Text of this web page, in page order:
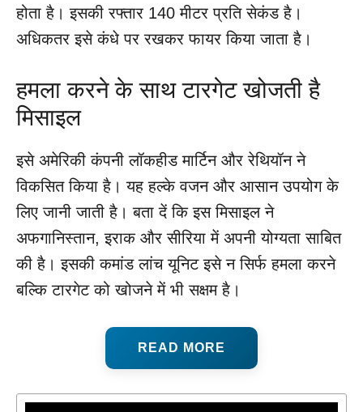
होता है। इसकी रफ्तार 140 मीटर प्रति सेकंड है।
अधिकतर इसे कंधे पर रखकर फायर किया जाता है।
हमला करने के साथ टारगेट खोजती है
मिसाइल
इसे अमेरिकी कंपनी लॉकहीड मार्टिन और रेथियॉन ने
विकसित किया है। यह हल्के वजन और आसान उपयोग के
लिए जानी जाती है। बता दें कि इस मिसाइल ने
अफगानिस्तान, इराक और सीरिया में अपनी योग्यता साबित
की है। इसकी कमांड लांच यूनिट इसे न सिर्फ हमला करने
बल्कि टारगेट को खोजने में भी सक्षम है।
READ MORE